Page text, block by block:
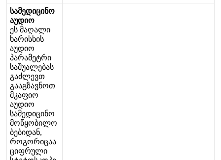
სამედიცინო
აუდიო
ეს მაღალი
ხარისხის
აუდიო
პარამეტრი
საშუალებას
გაძლევთ
გააგზავნოთ
მკაფიო
აუდიო
სამედიცინო
მოწყობილო
ბებიდან,
როგორიცაა
ციფრული